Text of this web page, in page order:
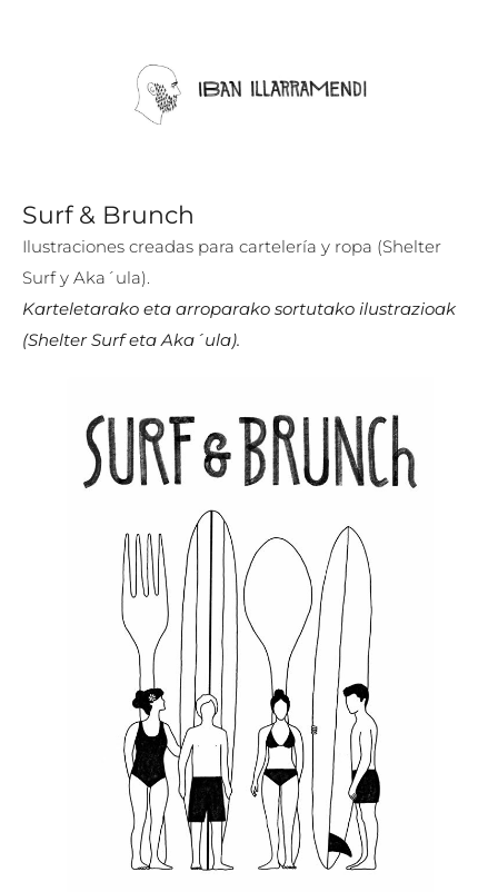
Surf & Brunch
Ilustraciones creadas para cartelería y ropa (Shelter
Surf y Aka´ula).
Karteletarako eta arroparako sortutako ilustrazioak
(Shelter Surf eta Aka´ula).